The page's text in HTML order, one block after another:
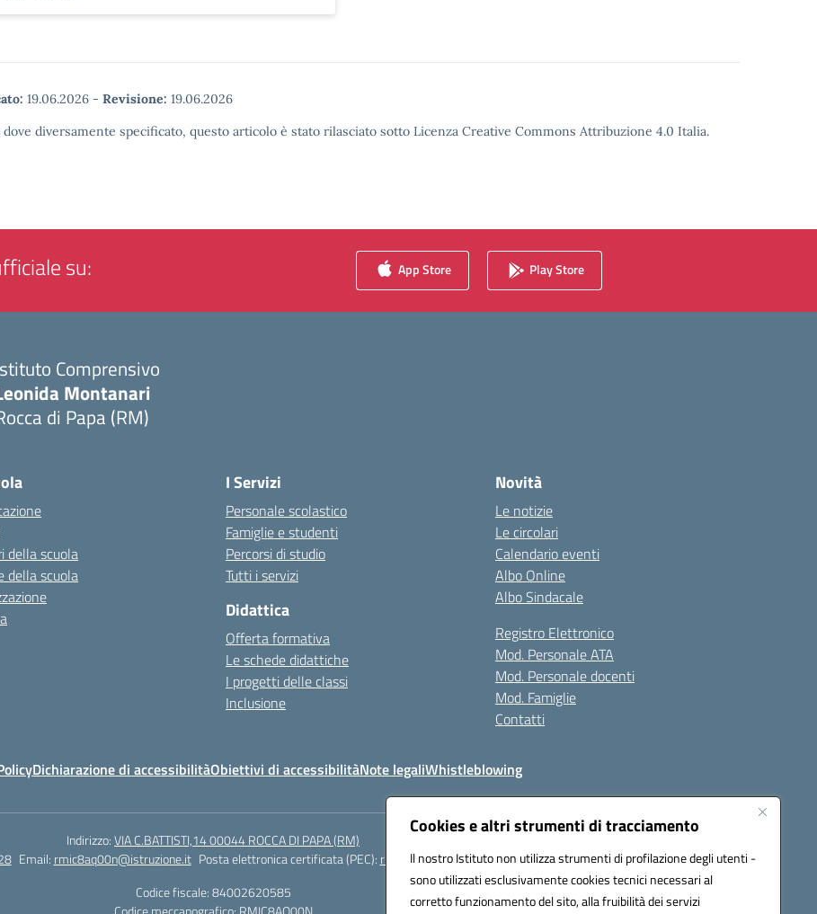
Cookies e altri strumenti di tracciamento
Il nostro Istituto non utilizza strumenti di profilazione degli utenti -
sono utilizzati esclusivamente cookies tecnici necessari al
corretto funzionamento del sito, alla fruibilità dei servizi
19.06.2026 - Revisione: 19.06.2026
dove diversamente specificato, questo articolo è stato rilasciato sotto Licenza Creative Commons Attribuzione 4.0 Italia.
su: App Store Play Store
Comprensivo
Montanari
di Papa (RM)
della scuola
della scuola
I Servizi
Personale scolastico
Famiglie e studenti
Percorsi di studio
Tutti i servizi
Didattica
Offerta formativa
Le schede didattiche
I progetti delle classi
Inclusione
Novità
Le notizie
Le circolari
Calendario eventi
Albo Online
Albo Sindacale
Registro Elettronico
Mod. Personale ATA
Mod. Personale docenti
Mod. Famiglie
Contatti
Dichiarazione di accessibilitàObiettivi di accessibilitàNote legaliWhistleblowing
Indirizzo:VIA C.BATTISTI,14 00044 ROCCA DI PAPA (RM)
Email: rmic8aq00n@istruzione.it Posta elettronica certificata (PEC): rmic8aq00n@pec.istruzione.it
Codice fiscale: 84002620585